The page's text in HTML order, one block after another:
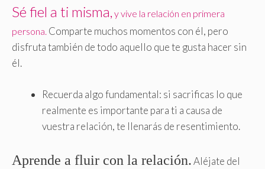
Sé fiel a ti misma, y vive la relación en primera
persona. Comparte muchos momentos con él, pero
disfruta también de todo aquello que te gusta hacer sin
él.
Recuerda algo fundamental: si sacrificas lo que
realmente es importante para ti a causa de
vuestra relación, te llenarás de resentimiento.
Aprende a fluir con la relación.Aléjate del